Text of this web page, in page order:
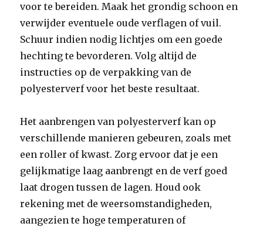
voor te bereiden. Maak het grondig schoon en
verwijder eventuele oude verflagen of vuil.
Schuur indien nodig lichtjes om een goede
hechting te bevorderen. Volg altijd de
instructies op de verpakking van de
polyesterverf voor het beste resultaat.
Het aanbrengen van polyesterverf kan op
verschillende manieren gebeuren, zoals met
een roller of kwast. Zorg ervoor dat je een
gelijkmatige laag aanbrengt en de verf goed
laat drogen tussen de lagen. Houd ook
rekening met de weersomstandigheden,
aangezien te hoge temperaturen of